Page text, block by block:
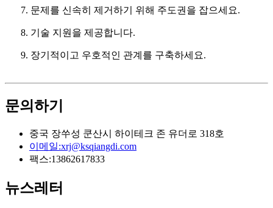
7. 문제를 신속히 제거하기 위해 주도권을 잡으세요.
8. 기술 지원을 제공합니다.
9. 장기적이고 우호적인 관계를 구축하세요.
문의하기
중국 장쑤성 쿤산시 하이테크 존 유더로 318호
이메일:xrj@ksqiangdi.com
팩스:13862617833
뉴스레터